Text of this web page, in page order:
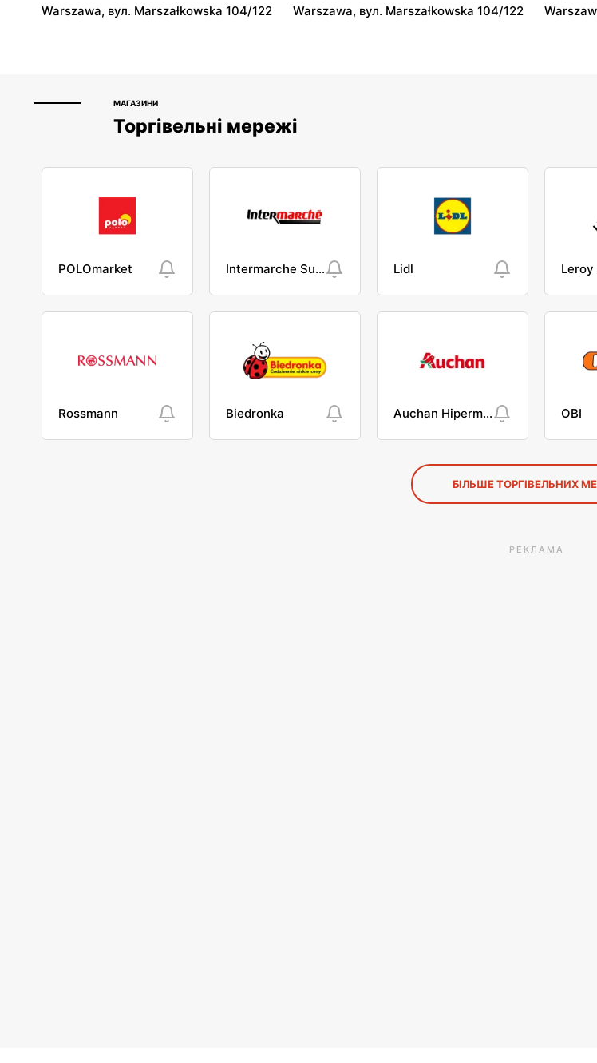
Warszawa, вул. Marszałkowska 104/122 Warszawa, вул. Marszałkowska 104/122
МАГАЗИНИ
Торгівельні мережі
POLOmarket Intermarche Super Lidl Leroy
Rossmann Biedronka Auchan Hipermarket OBI
БІЛЬШЕ ТОРГІВЕЛЬНИХ
РЕКЛАМА